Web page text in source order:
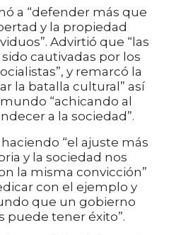
a “defender más que
y la propiedad
Advirtió que “las
cautivadas por los
y remarcó la
la batalla cultural” así
“achicando al
a la sociedad”.
“el ajuste más
y la sociedad nos
la misma convicción”
con el ejemplo y
que un gobierno
puede tener éxito”.